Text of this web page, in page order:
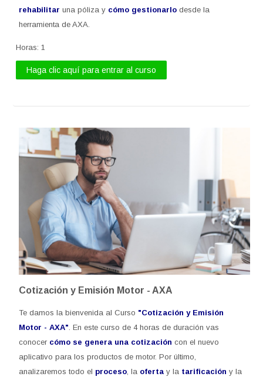
rehabilitar una póliza y cómo gestionarlo desde la
herramienta de AXA.
Horas: 1
Haga clic aquí para entrar al curso
Cotización y Emisión Motor - AXA
Te damos la bienvenida al Curso "Cotización y Emisión
Motor - AXA". En este curso de 4 horas de duraciónvas
conocer cómo se genera una cotización conel nuevo
aplicativo para los productos de motor. Por último,
analizaremos todo el proceso, la oferta y la tarificación y la